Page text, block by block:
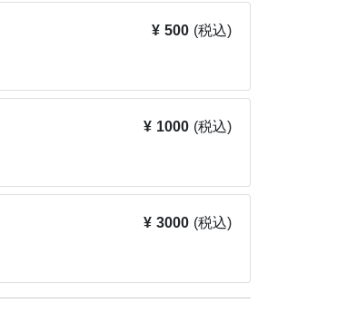
¥ 500 (税込)
¥ 1000 (税込)
¥ 3000 (税込)